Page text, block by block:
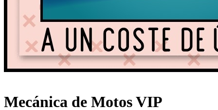
Mecánica de Motos VIP